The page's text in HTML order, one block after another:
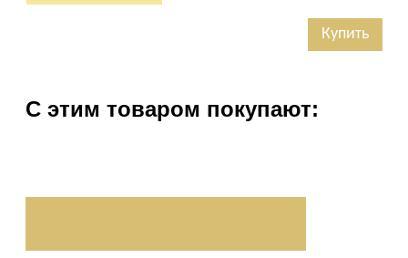
Купить
С этим товаром покупают: